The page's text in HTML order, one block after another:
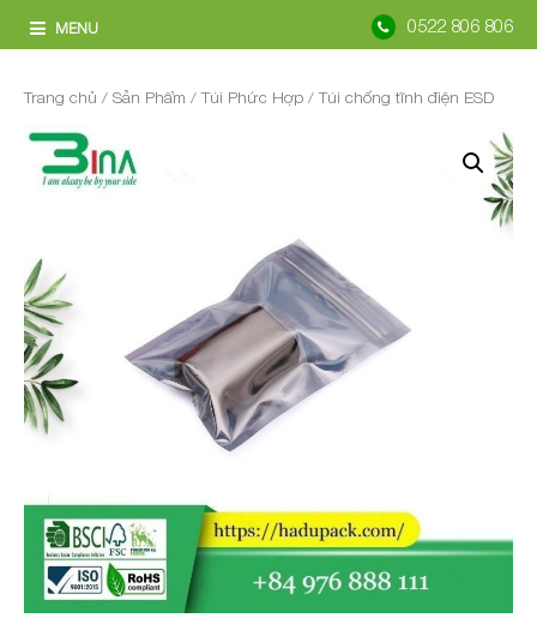
MENU 0522 806 806
Trang chủ / Sản Phẩm /Túi Phức Hợp / Túi chống tĩnh điện ESD